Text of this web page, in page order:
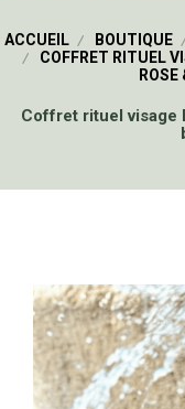
ACCUEIL BOUTIQUE
COFFRET RITUEL
Coffret rituel visage